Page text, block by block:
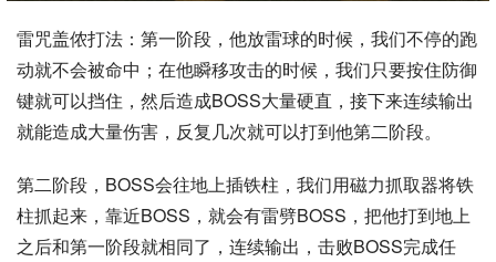
雷咒盖侬打法：第一阶段，他放雷球的时候，我们不停的跑
动就不会被命中；在他瞬移攻击的时候，我们只要按住防御
键就可以挡住，然后造成BOSS大量硬直，接下来连续输出
就能造成大量伤害，反复几次就可以打到他第二阶段。
第二阶段，BOSS会往地上插铁柱，我们用磁力抓取器将铁
柱抓起来，靠近BOSS，就会有雷劈BOSS，把他打到地上
之后和第一阶段就相同了，连续输出，击败BOSS完成任